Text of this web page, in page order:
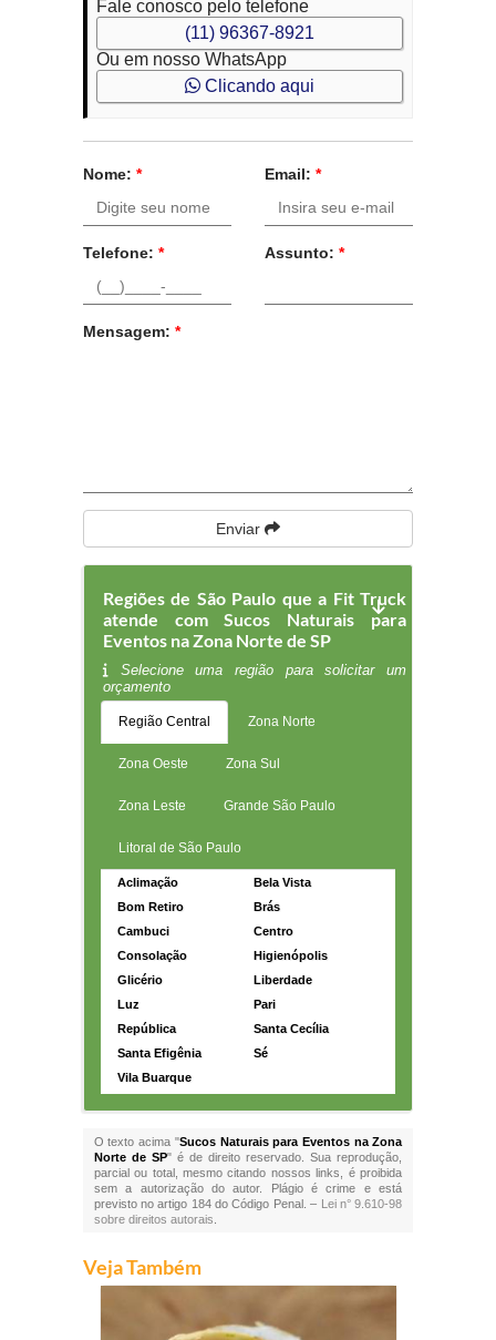
Fale conosco pelo telefone
(11) 96367-8921
Ou em nosso WhatsApp
Clicando aqui
Nome: * Email: *
Telefone: * Assunto: *
Mensagem: *
Enviar
Regiões de São Paulo que a Fit Truck
atende com Sucos Naturais para
Eventos na Zona Norte de SP
Selecione uma região para solicitar um
orçamento
Região Central Zona Norte
Zona Oeste Zona Sul
Zona Leste Grande São Paulo
Litoral de São Paulo
Aclimação
Bela Vista
Bom Retiro
Brás
Cambuci
Centro
Consolação
Higienópolis
Glicério
Liberdade
Luz
Pari
República
Santa Cecília
Santa Efigênia
Sé
Vila Buarque
O texto acima "Sucos Naturais para Eventos na Zona
Norte de SP" é de direito reservado. Sua reprodução,
parcial ou total, mesmo citando nossos links, é proibida
sem a autorização do autor. Plágio é crime e está
previsto no artigo 184 do Código Penal. – Lei n° 9.610-98
sobre direitos autorais
Veja Também